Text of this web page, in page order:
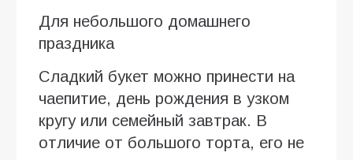
Для небольшого домашнего
праздника
Сладкий букет можно принести на
чаепитие, день рождения в узком
кругу или семейный завтрак. В
отличие от большого торта, его не